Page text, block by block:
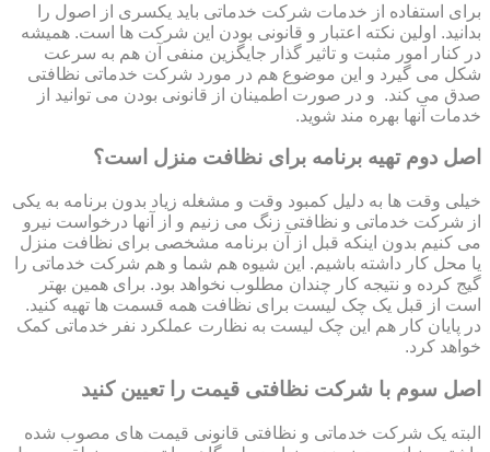
برای استفاده از خدمات شرکت خدماتی باید یکسری از اصول را
بدانید. اولین نکته اعتبار و قانونی بودن این شرکت ها است. همیشه
در کنار امور مثبت و تاثیر گذار جایگزین منفی آن هم به سرعت
شکل می گیرد و این موضوع هم در مورد شرکت خدماتی نظافتی
صدق می کند. و در صورت اطمینان از قانونی بودن می توانید از
خدمات آنها بهره مند شوید.
اصل دوم تهیه برنامه برای نظافت منزل است؟
خیلی وقت ها به دلیل کمبود وقت و مشغله زیاد بدون برنامه به یکی
از شرکت خدماتی و نظافتی زنگ می زنیم و از آنها درخواست نیرو
می کنیم بدون اینکه قبل از آن برنامه مشخصی برای نظافت منزل
یا محل کار داشته باشیم. این شیوه هم شما و هم شرکت خدماتی را
گیج کرده و نتیجه کار چندان مطلوب نخواهد بود. برای همین بهتر
است از قبل یک چک لیست برای نظافت همه قسمت ها تهیه کنید.
در پایان کار هم این چک لیست به نظارت عملکرد نفر خدماتی کمک
خواهد کرد.
اصل سوم با شرکت نظافتی قیمت را تعیین کنید
البته یک شرکت خدماتی و نظافتی قانونی قیمت های مصوب شده